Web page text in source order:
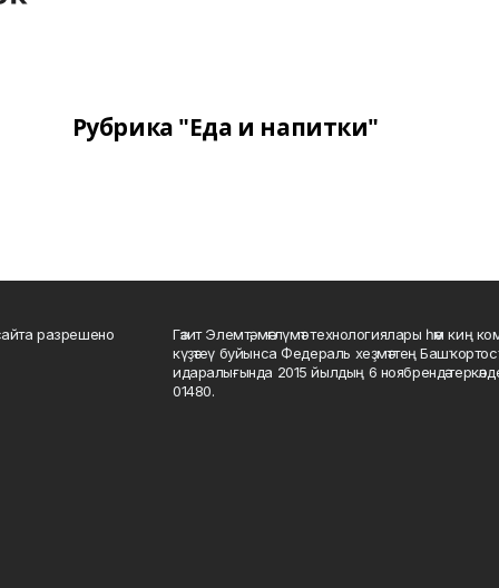
Рубрика "Еда и напитки"
разрешено
Гәзит Элемтә, мәғлүмәт технологиялары һәм киң
күҙәтеү буйынса Федераль хеҙмәттең
идаралығында 2015 йылдың 6 ноябрендә
01480.